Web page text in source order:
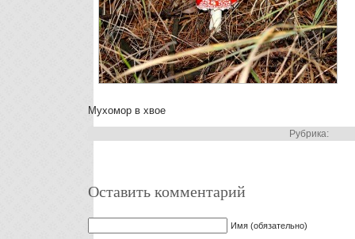
Мухомор в хвое
Рубрика:
Оставить комментарий
Имя (обязательно)